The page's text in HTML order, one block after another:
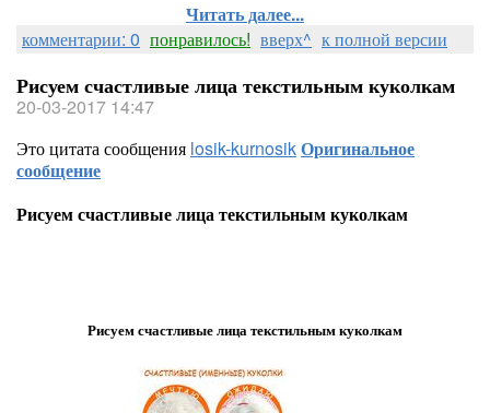
Читать далее...
комментарии: 0 понравилось! вверх^ к полной версии
Рисуем счастливые лица текстильным куколкам
20-03-2017 14:47
Это цитата сообщения losik-kurnosikОригинальное
сообщение
Рисуем счастливые лица текстильным куколкам
Рисуем счастливые лица текстильным куколкам